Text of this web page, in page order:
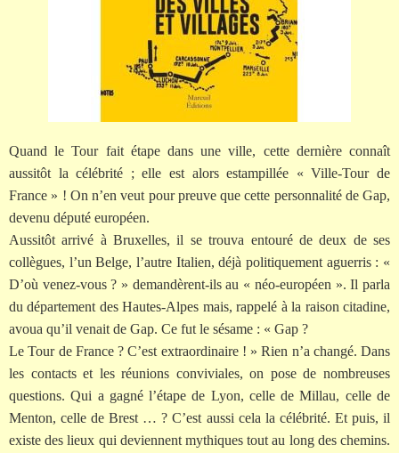
Quand le Tour fait étape dans une ville, cette dernière connaît
aussitôt la célébrité ; elle est alors estampillée « Ville-Tour de
France » ! On n’en veut pour preuve que cette personnalité de Gap,
devenu député européen.
Aussitôt arrivé à Bruxelles, il se trouva entouré de deux de ses
collègues, l’un Belge, l’autre Italien, déjà politiquement aguerris : «
D’où venez-vous ? » demandèrent-ils au « néo-européen ». Il parla
du département des Hautes-Alpes mais, rappelé à la raison citadine,
avoua qu’il venait de Gap. Ce fut le sésame : « Gap ?
Le Tour de France ? C’est extraordinaire ! » Rien n’a changé. Dans
les contacts et les réunions conviviales, on pose de nombreuses
questions. Qui a gagné l’étape de Lyon, celle de Millau, celle de
Menton, celle de Brest … ? C’est aussi cela la célébrité. Et puis, il
existe des lieux qui deviennent mythiques tout au long des chemins.